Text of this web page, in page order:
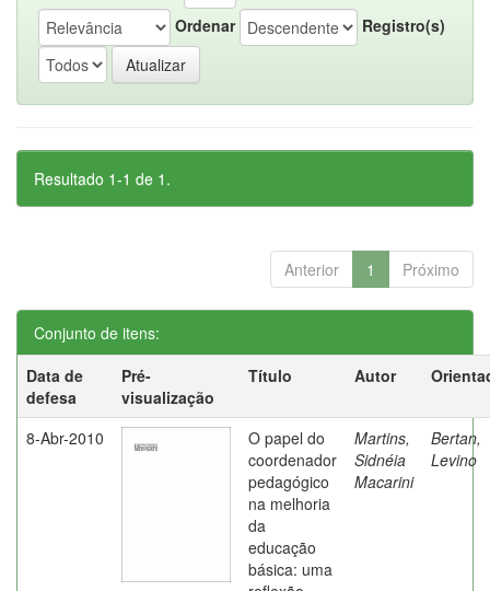
Ordenar
Registro(s)
Resultado 1-1 de 1.
Anterior 1 Próximo
Conjunto de itens:
Data de
defesa
Pré-
visualização
Título Autor
8-Abr-2010
O papel do
coordenador
pedagógico
na melhoria
da
educação
básica: uma
Martins,
Sidnéia
Macarini
Bertan,
Levino